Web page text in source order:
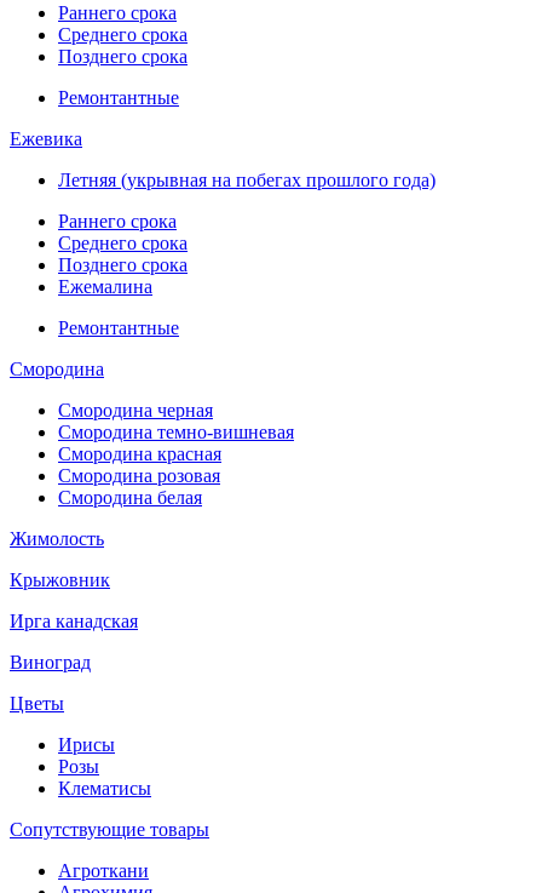
Раннего срока
Среднего срока
Позднего срока
Ремонтантные
Ежевика
Летняя (укрывная на побегах прошлого года)
Раннего срока
Среднего срока
Позднего срока
Ежемалина
Ремонтантные
Смородина
Смородина черная
Смородина темно-вишневая
Смородина красная
Смородина розовая
Смородина белая
Жимолость
Крыжовник
Ирга канадская
Виноград
Цветы
Ирисы
Розы
Клематисы
Сопутствующие товары
Агроткани